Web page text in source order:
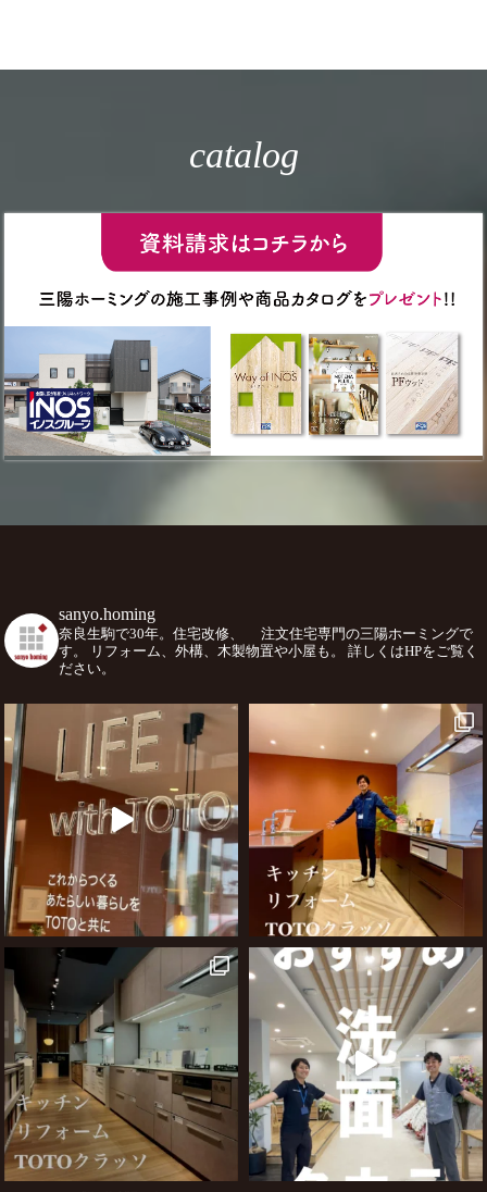
catalog
sanyo.homing
奈良生駒で30年。住宅改修、
注文住宅専門の三陽ホーミングで
す。
リフォーム、外構、木製物置や小屋も。
詳しくはHPをご覧く
ださい。